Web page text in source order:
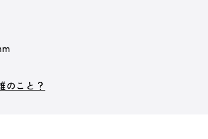
のこと？